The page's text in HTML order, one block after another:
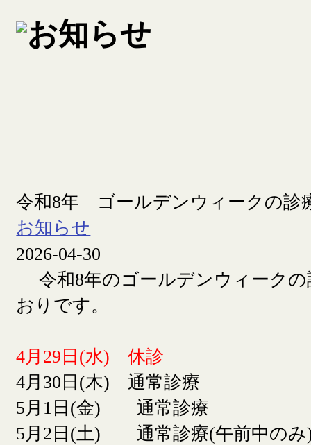
令和8年 ゴールデンウィークの診
お知らせ
2026-04-30
令和8年のゴールデンウィークの
おりです。
4月29日(水) 休診
4月30日(木) 通常診療
5月1日(金) 通常診療
5月2日(土) 通常診療(午前中のみ